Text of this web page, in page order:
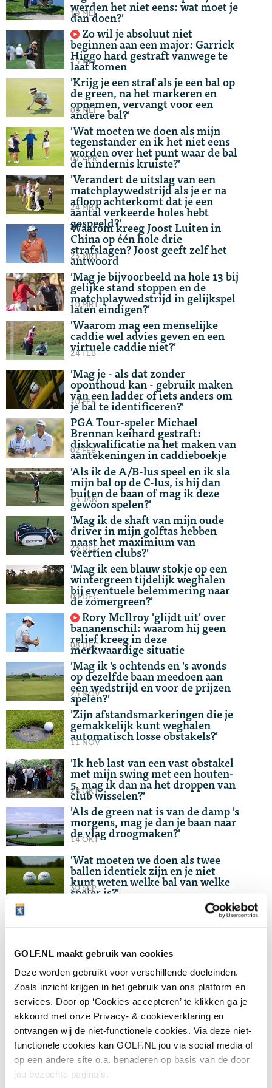
GOLF.NL maakt gebruik van cookies
Deze worden gebruikt voor verschillende doeleinden.
Zoals inzicht krijgen in het gebruik van ons platform en
services. Door op ‘Cookies accepteren’ te klikken ga je
akkoord met onze Privacy- & cookieverklaring en
ontvangen wij de niet-functionele cookies. Via deze niet-
functionele cookies kan GOLF.NL jou via social media of
op een andere site o.a. benaderen op basis van de door
jou bezochte pagina’s.
werden het niet eens: wat moet je
dan doen?'
19 MEI
Zo wil je absoluut niet
beginnen aan een major: Garrick
Higgo hard gestraft vanwege te
laat komen
15 MEI
'Krijg je een straf als je een bal op
de green, na het markeren en
opnemen, vervangt voor een
andere bal?'
05 MEI
'Wat moeten we doen als mijn
tegenstander en ik het niet eens
worden over het punt waar de bal
de hindernis kruiste?'
07 APR
'Verandert de uitslag van een
matchplaywedstrijd als je er na
afloop achterkomt dat je een
aantal verkeerde holes hebt
gespeeld?'
24 MRT
Waarom kreeg Joost Luiten in
China op één hole drie
strafslagen? Joost geeft zelf het
antwoord
23 MRT
'Mag je bijvoorbeeld na hole 13 bij
gelijke stand stoppen en de
matchplaywedstrijd in gelijkspel
laten eindigen?'
10 MRT
'Waarom mag een menselijke
caddie wel advies geven en een
virtuele caddie niet?'
24 FEB
'Mag je - als dat zonder
oponthoud kan - gebruik maken
van een ladder of iets anders om
je bal te identificeren?'
10 FEB
PGA Tour-speler Michael
Brennan keihard gestraft:
diskwalificatie na het maken van
aantekeningen in caddieboekje
02 FEB
'Als ik de A/B-lus speel en ik sla
mijn bal op de C-lus, is hij dan
buiten de baan of mag ik deze
gewoon spelen?'
13 JAN
'Mag ik de shaft van mijn oude
driver in mijn golftas hebben
naast het maximium van
veertien clubs?'
23 DEC
'Mag ik een blauw stokje op een
wintergreen tijdelijk weghalen
bij eventuele belemmering naar
de zomergreen?'
09 DEC
Rory McIlroy 'glijdt uit' over
bananenschil: waarom hij geen
relief kreeg in deze
merkwaardige situatie
08 DEC
'Mag ik 's ochtends en 's avonds
op dezelfde baan meedoen aan
een wedstrijd en voor de prijzen
spelen?'
25 NOV
'Zijn afstandsmarkeringen die je
gemakkelijk kunt weghalen
automatisch losse obstakels?'
11 NOV
'Ik heb last van een vast obstakel
met mijn swing met een houten-
5, mag ik dan na het droppen van
club wisselen?'
28 OKT
'Als de green nat is van de damp 's
morgens, mag je dan je baan naar
de vlag droogmaken?'
14 OKT
'Wat moeten we doen als twee
ballen identiek zijn en je niet
kunt weten welke bal van welke
speler is?'
30 SEP
'Mag ik met één hand putten en
een club in mijn andere hand
'Niet alle tees zijn toegestaan om
je bal mee op te teeën, maar
welke wel en welke niet?'
10 SEP
'Topgolfers zie je vaak met hun
putter stampen op de puttinglijn,
maar mag dit wel?'
02 SEP
'Mag je tijdens een wedstrijd alle
holes vanaf de rode spelen als op
je scorekaart gele tee staat?'
19 AUG